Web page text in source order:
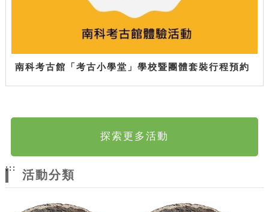
南科考古館「考古小學堂」學校暨團體套裝行程預約
探索更多活動
:::
活動分類